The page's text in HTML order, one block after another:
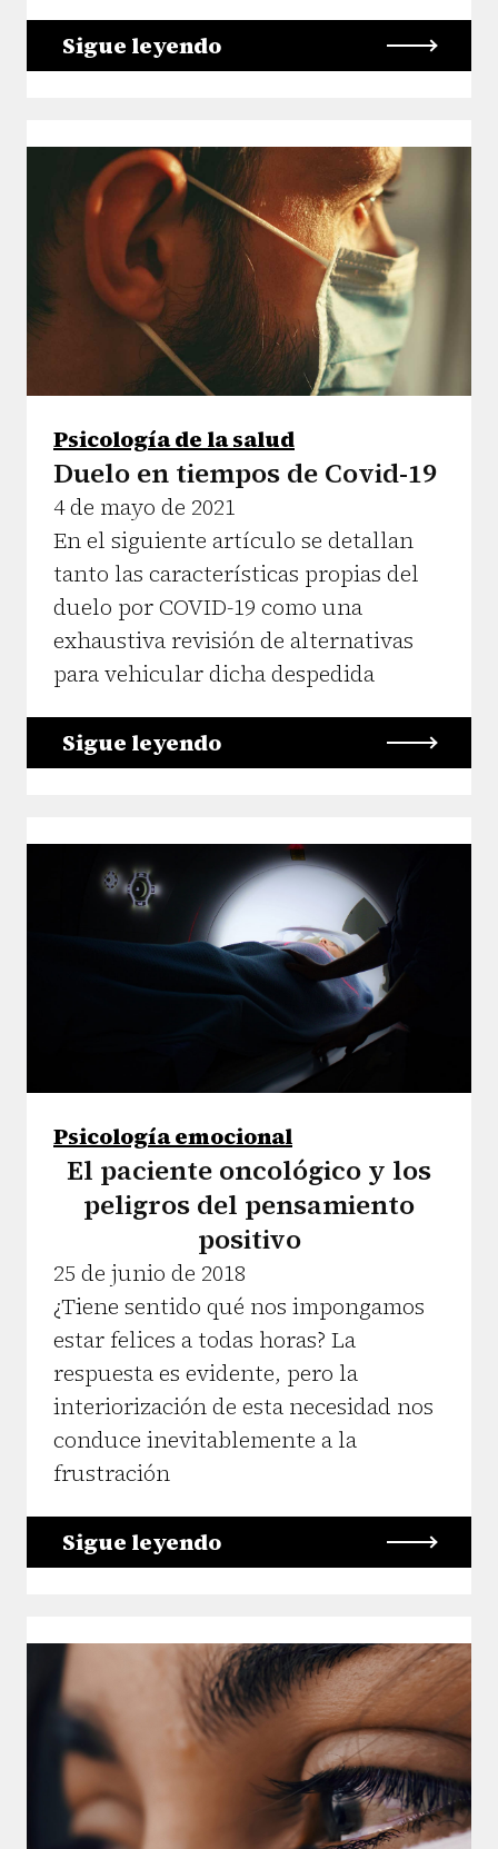
Sigue leyendo
Psicología de la salud
Duelo en tiempos de Covid-19
4 de mayo de 2021
En el siguiente artículo se detallan
tanto las características propias del
duelo por COVID-19 como una
exhaustiva revisión de alternativas
para vehicular dicha despedida
Sigue leyendo
Psicología emocional
El paciente oncológico y los
peligros del pensamiento
positivo
25 de junio de 2018
¿Tiene sentido qué nos impongamos
estar felices a todas horas? La
respuesta es evidente, pero la
interiorización de esta necesidad nos
conduce inevitablemente a la
frustración
Sigue leyendo